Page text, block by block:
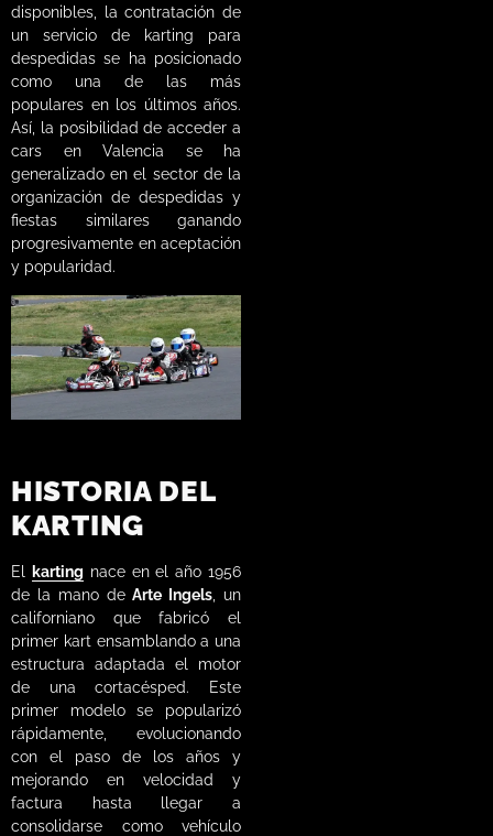
disponibles, la contratación de
un servicio de karting para
despedidas se ha posicionado
como una de las más
populares en los últimos años.
Así, la posibilidad de acceder a
cars en Valencia se ha
generalizado en el sector de la
organización de despedidas y
fiestas similares ganando
progresivamente en aceptación
y popularidad.
HISTORIA DEL
KARTING
El karting nace en el año 1956
de la mano deArte Ingels , un
californiano que fabricó el
primer kart ensamblando a una
estructura adaptada el motor
de una cortacésped. Este
primer modelo se popularizó
rápidamente, evolucionando
con el paso de los años y
mejorando en velocidad y
factura hasta llegar a
consolidarse como vehículo